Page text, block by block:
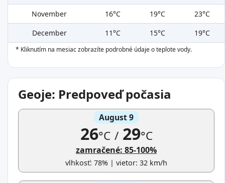
November
16°C 19°C
23°C
December
11°C 15°C 19°C
* Kliknutím na mesiac zobrazíte podrobné údaje o teplote vody.
Geoje: Predpoveď počasia
August 9
26°C /29°C
zamračené: 85-100%
vlhkosť: 78% | vietor: 32 km/h